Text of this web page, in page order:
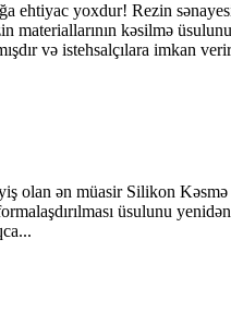
ehtiyac yoxdur! Rezin
materiallarının kəsilmə
və istehsalçılara imkan
olan ən müasir Silikon Kəsmə
üsulunu